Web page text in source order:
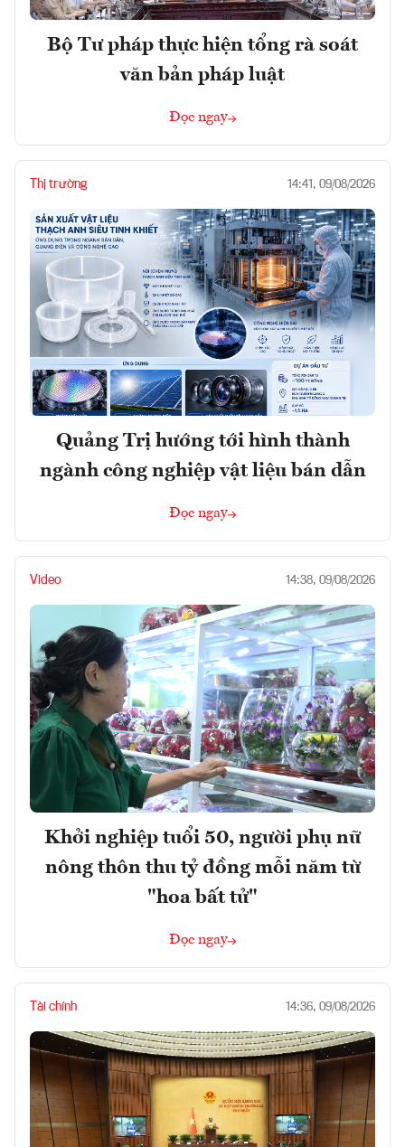
Bộ Tư pháp thực hiện tổng rà soát
văn bản pháp luật
Đọc ngay
Thị trường 14:41, 09/08/2026
Quảng Trị hướng tới hình thành
ngành công nghiệp vật liệu bán dẫn
Đọc ngay
Video 14:38, 09/08/2026
Khởi nghiệp tuổi 50, người phụ nữ
nông thôn thu tỷ đồng mỗi năm từ
"hoa bất tử"
Đọc ngay
Tài chính 14:36, 09/08/2026